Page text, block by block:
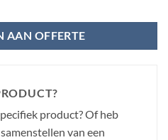
AAN OFFERTE
product? Of heb
van een